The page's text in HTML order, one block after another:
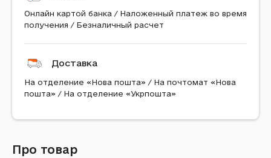
Онлайн картой банка / Наложенный платеж во время
получения / Безналичный расчет
Доставка
На отделение «Нова пошта» / На почтомат «Нова
пошта» / На отделение «Укрпошта»
Про товар